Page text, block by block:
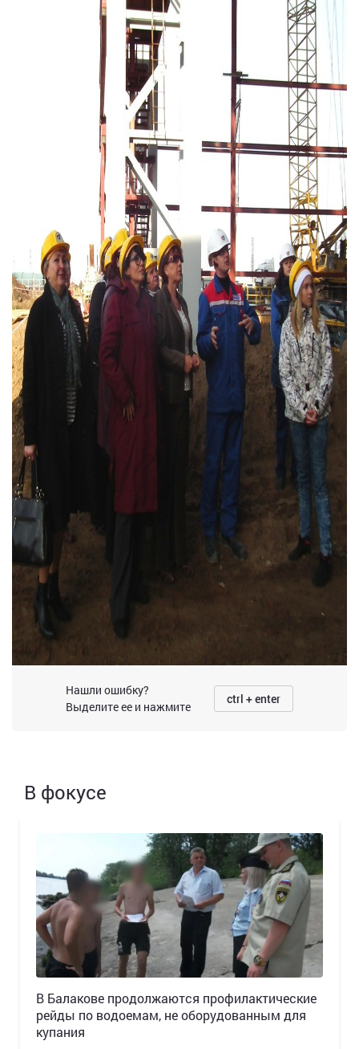
Нашли ошибку?
Выделите ее и нажмите
ctrl + enter
В фокусе
В Балакове продолжаются профилактические
рейды по водоемам, не оборудованным для
купания